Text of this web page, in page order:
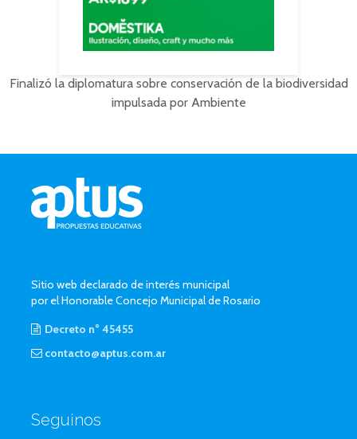
Finalizó la diplomatura sobre conservación de la biodiversidad
impulsada por Ambiente
Sitio web declarado de interés municipal
por el Honorable Concejo Municipal de Rosario
Decreto n° 45455
contacto@aptus.com.ar
Seguinos